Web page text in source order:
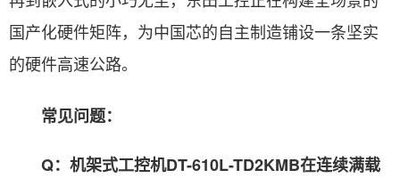
国产化硬件矩阵，为中国芯的自主制造铺设一条坚实
的硬件高速公路。
常见问题：
Q：机架式工控机DT-610L-TD2KMB在连续满载